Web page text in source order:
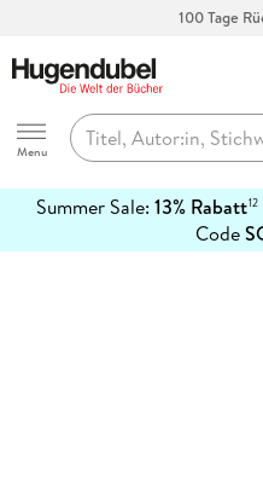
100 Tage
Hugendubel
Menu
Summer Sale: 13% Rabatt12
Code
erfahren